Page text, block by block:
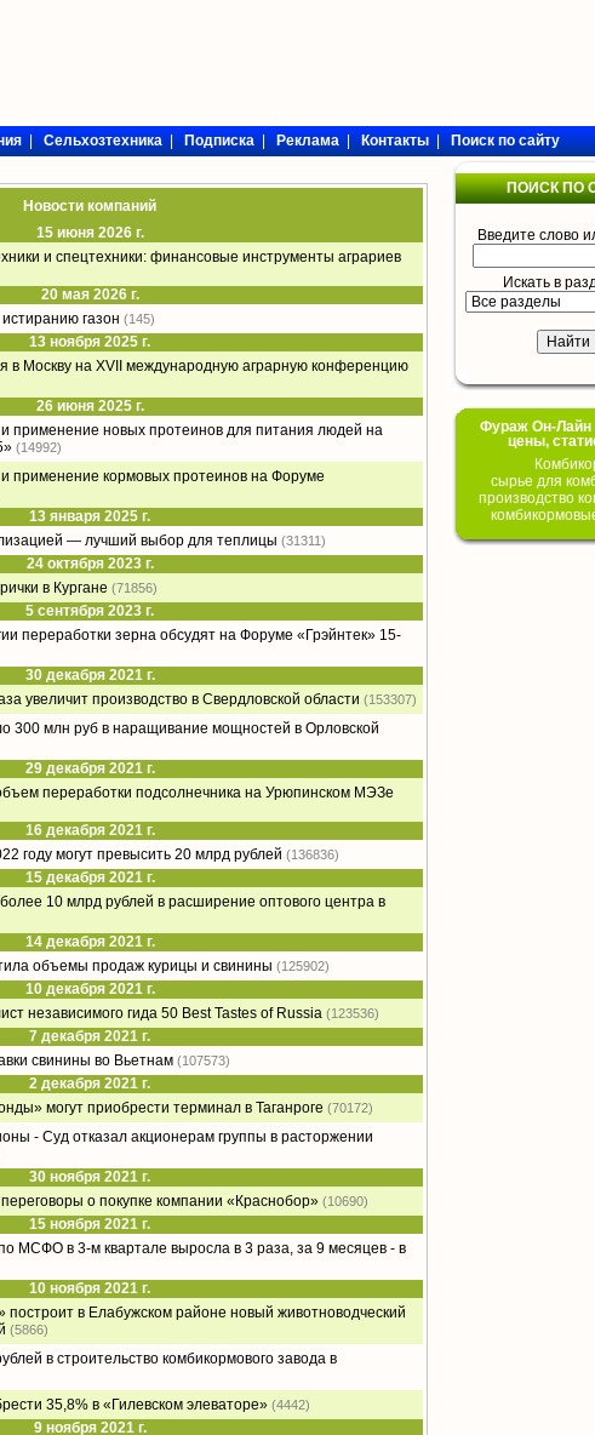
|Сельхозтехника|Подписка|Реклама|Контакты|Поиск по сайту
Новости компаний
15 июня 2026 г.
и спецтехники: финансовые инструменты аграриев
20 мая 2026 г.
газон (145)
13 ноября 2025 г.
в Москву на XVII международную аграрную конференцию
26 июня 2025 г.
применение новых протеинов для питания людей на
(14992)
применение кормовых протеинов на Форуме
13 января 2025 г.
— лучший выбор для теплицы (31311)
24 октября 2023 г.
в Кургане (71856)
5 сентября 2023 г.
переработки зерна обсудят на Форуме «Грэйнтек» 15-
30 декабря 2021 г.
увеличит производство в Свердловской области (153307)
300 млн руб в наращивание мощностей в Орловской
29 декабря 2021 г.
переработки подсолнечника на Урюпинском МЭЗе
16 декабря 2021 г.
году могут превысить 20 млрд рублей (136836)
15 декабря 2021 г.
10 млрд рублей в расширение оптового центра в
14 декабря 2021 г.
объемы продаж курицы и свинины (125902)
10 декабря 2021 г.
независимого гида 50 Best Tastes of Russia (123536)
7 декабря 2021 г.
свинины во Вьетнам (107573)
2 декабря 2021 г.
могут приобрести терминал в Таганроге (70172)
- Суд отказал акционерам группы в расторжении
30 ноября 2021 г.
о покупке компании «Краснобор» (10690)
15 ноября 2021 г.
МСФО в 3-м квартале выросла в 3 раза, за 9 месяцев - в
10 ноября 2021 г.
построит в Елабужском районе новый животноводческий
(5866)
в строительство комбикормового завода в
35,8% в «Гилевском элеваторе» (4442)
9 ноября 2021 г.
ПОИСК ПО
Введите слово
Искать в
Фураж Он-Лайн
цены,
сырье для
производство